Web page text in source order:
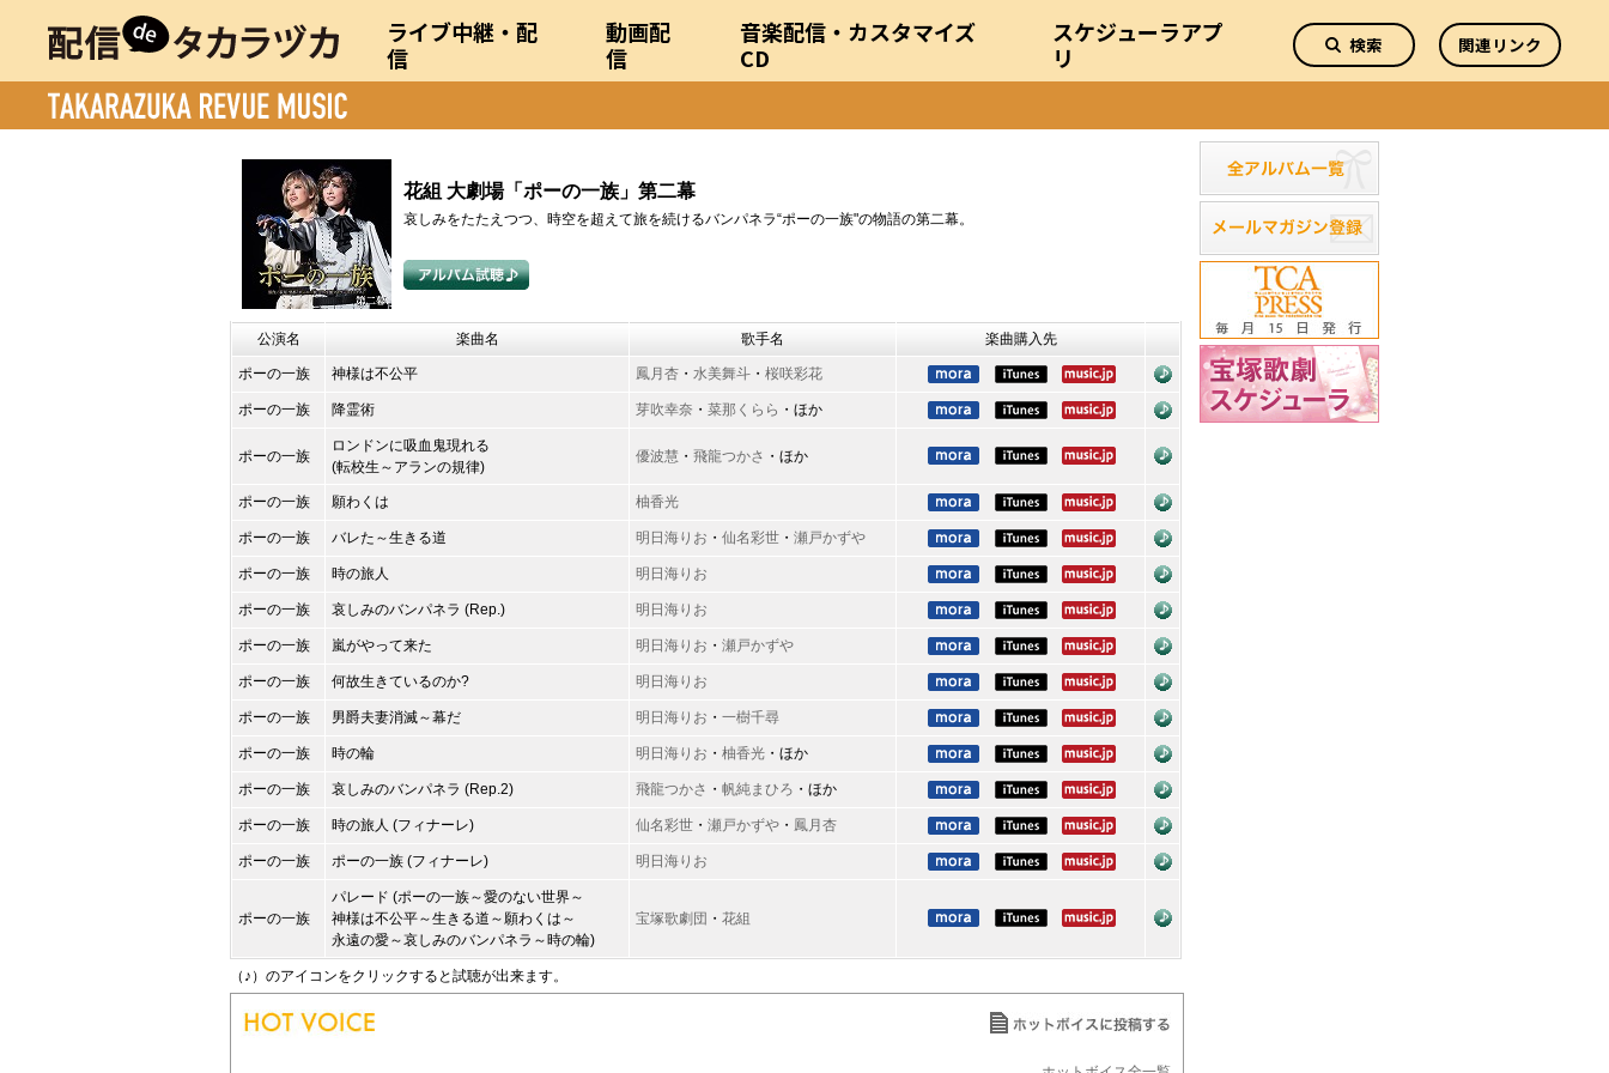
ライブ中継・配
信
動画配
信
音楽配信・カスタマイズ
CD
スケジューラアプ
リ
検索 関連リンク
花組 大劇場「ポーの一族」第二幕
哀しみをたたえつつ、時空を超えて旅を続けるバンパネラ“ポーの一族"の物語の第二幕。
公演名 楽曲名 歌手名 楽曲購入先
ポーの一族 神様は不公平 鳳月杏 ・ 水美舞斗 ・ 桜咲彩花
ポーの一族 降霊術 芽吹幸奈 ・ 菜那くらら ・ほか
ポーの一族
ロンドンに吸血鬼現れる
(転校生～アランの規律)
優波慧 ・ 飛龍つかさ ・ほか
ポーの一族 願わくは 柚香光
ポーの一族 バレた～生きる道 明日海りお ・ 仙名彩世 ・ 瀬戸かずや
ポーの一族 時の旅人 明日海りお
ポーの一族 哀しみのバンパネラ (Rep.) 明日海りお
ポーの一族 嵐がやって来た 明日海りお ・ 瀬戸かずや
ポーの一族 何故生きているのか? 明日海りお
ポーの一族 男爵夫妻消滅～幕だ 明日海りお ・ 一樹千尋
ポーの一族 時の輪 明日海りお ・ 柚香光 ・ほか
ポーの一族 哀しみのバンパネラ (Rep.2) 飛龍つかさ ・ 帆純まひろ ・ほか
ポーの一族 時の旅人 (フィナーレ) 仙名彩世 ・ 瀬戸かずや ・ 鳳月杏
ポーの一族 ポーの一族 (フィナーレ) 明日海りお
ポーの一族
パレード (ポーの一族～愛のない世界～
神様は不公平～生きる道～願わくは～
永遠の愛～哀しみのバンパネラ～時の輪)
宝塚歌劇団 ・ 花組
（♪）のアイコンをクリックすると試聴が出来ます。